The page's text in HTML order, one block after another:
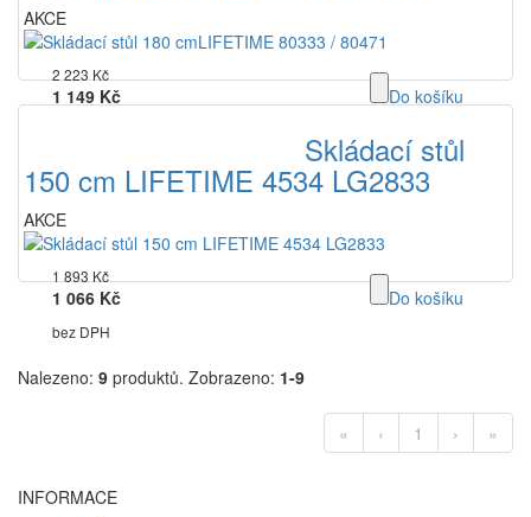
AKCE
2 223 Kč
1 149 Kč Do košíku
Skládací stůl
150 cm LIFETIME 4534 LG2833
AKCE
1 893 Kč
1 066 Kč
bez DPH
Do košíku
Nalezeno: 9 produktů. Zobrazeno: 1-9
« ‹ 1 › »
INFORMACE